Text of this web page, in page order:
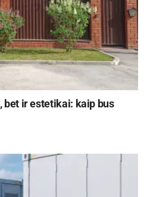
atsakymus į dažniausiai
apie i.SAF, galima rasti
adresu
bet ir estetikai: kaip bus